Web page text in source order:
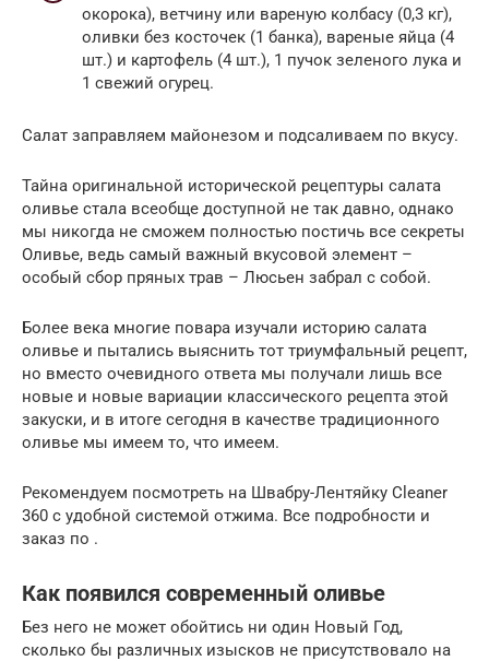
окорока), ветчину или вареную колбасу (0,3 кг),
оливки без косточек (1 банка), вареные яйца (4
шт.) и картофель (4 шт.), 1 пучок зеленого лука и
1 свежий огурец.
Салат заправляем майонезом и подсаливаем по вкусу.
Тайна оригинальной исторической рецептуры салата
оливье стала всеобще доступной не так давно, однако
мы никогда не сможем полностью постичь все секреты
Оливье, ведь самый важный вкусовой элемент –
особый сбор пряных трав – Люсьен забрал с собой.
Более века многие повара изучали историю салата
оливье и пытались выяснить тот триумфальный рецепт,
но вместо очевидного ответа мы получали лишь все
новые и новые вариации классического рецепта этой
закуски, и в итоге сегодня в качестве традиционного
оливье мы имеем то, что имеем.
Рекомендуем посмотреть на Швабру-Лентяйку Cleaner
360 с удобной системой отжима. Все подробности и
заказ по .
Как появился современный оливье
Без него не может обойтись ни один Новый Год,
сколько бы различных изысков не присутствовало на